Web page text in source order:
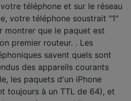
téléphone et sur le réseau
votre téléphone soustrait "1"
montrer que le paquet est
premier routeur. . Les
savent quels sont
des appareils courants
les paquets d'un iPhone
toujours à un TTL de 64), et